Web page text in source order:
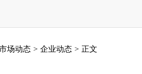
场动态 > 企业动态 > 正文